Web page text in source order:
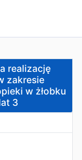
zadania
realizację
zakresie
w żłobku
3